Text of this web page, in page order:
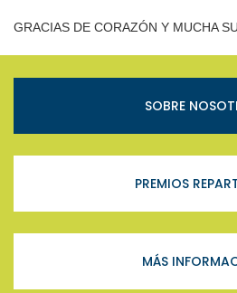
GRACIAS DE CORAZÓN Y MUCHA
SOBRE
PREMIOS
MÁS